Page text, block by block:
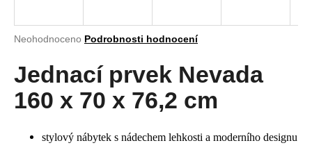
Průměrné
produktu
je
0,0
z
Neohodnoceno Podrobnosti hodnocení
Jednací prvek Nevada
160 x 70 x 76,2 cm
stylový nábytek s nádechem lehkosti a moderního designu
j
t
?